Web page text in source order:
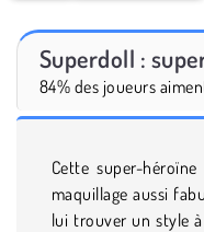
Superdoll :
84% des joueurs
Cette super-
maquillage aussi
lui trouver un style